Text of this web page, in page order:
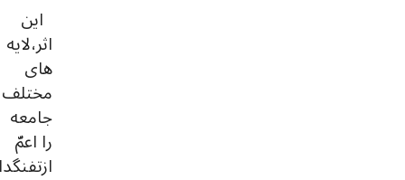
این
اثر،لایه‌
های
مختلف
جامعه
را اعمّ